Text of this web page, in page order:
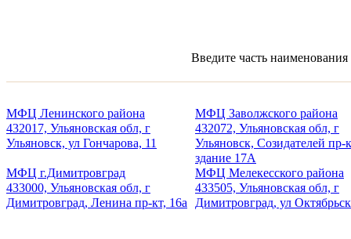
Введите часть
МФЦ Ленинского района
432017, Ульяновская обл, г
Ульяновск, ул Гончарова, 11
МФЦ Заволжского района
432072, Ульяновская обл, г
Ульяновск, Созидателей пр-
здание 17А
МФЦ г.Димитровград
433000, Ульяновская обл, г
Димитровград, Ленина пр-кт, 16а
МФЦ Мелекесского района
433505, Ульяновская обл, г
Димитровград, ул